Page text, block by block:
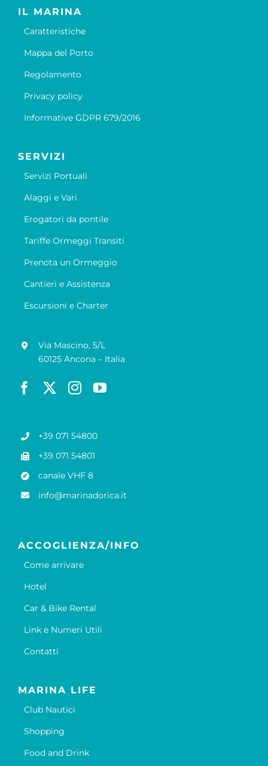
IL MARINA
Caratteristiche
Mappa del Porto
Regolamento
Privacy policy
Informative GDPR 679/2016
SERVIZI
Servizi Portuali
Alaggi e Vari
Erogatori da pontile
Tariffe Ormeggi Transiti
Prenota un Ormeggio
Cantieri e Assistenza
Escursioni e Charter
Via Mascino, 5/L
60125 Ancona – Italia
+39 071 54800
+39 071 54801
canale VHF 8
info@marinadorica.it
ACCOGLIENZA/INFO
Come arrivare
Hotel
Car & Bike Rental
Link e Numeri Utili
Contatti
MARINA LIFE
Club Nautici
Shopping
Food and Drink